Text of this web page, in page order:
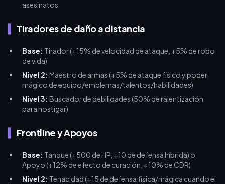
asesinatos
Tiradores de daño a distancia
Base: Tirador (+15% de velocidad de ataque, +5% de robo
de vida)
Nivel 2: Maestro de armas (+5% de ataque físico y poder
mágico de equipo/emblemas/talentos/habilidades)
Nivel 3: Buscador de debilidades (50% de ralentización
para hostigar)
Frontline y Apoyos
Base: Tanque (+500 de HP, +10 de defensa híbrida) o
Apoyo (+12% de efecto de curación, +10% de CDR)
Nivel 2: Tenacidad (+15 de defensa física/mágica cuando el